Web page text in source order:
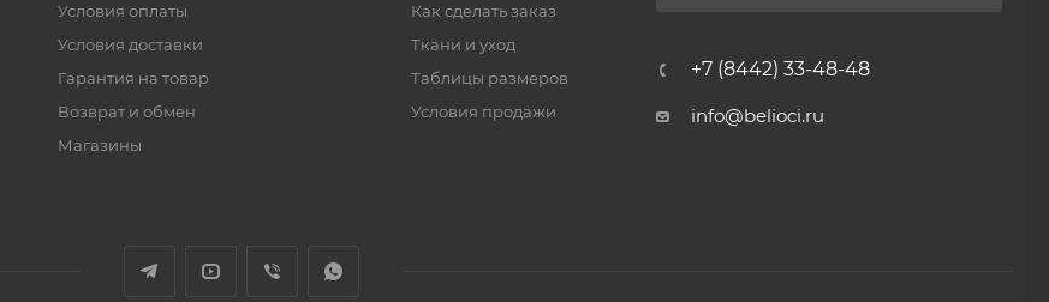
Условия оплаты
Условия доставки
Гарантия на товар
Возврат и обмен
Магазины
Как сделать заказ
Ткани и уход
Таблицы размеров
Условия продажи
+7 (8442) 33-48-48
info@belioci.ru